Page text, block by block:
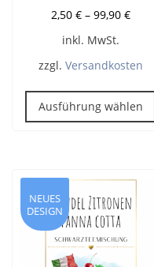
2,50 €– 99,90 €
inkl. MwSt.
zzgl. Versandkosten
Ausführung wählen
NEUES
DESIGN